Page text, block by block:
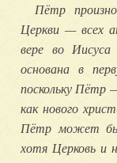
Пётр
Церкви — всех
вере во
основана в
поскольку Пётр
как нового
Пётр может
хотя Церковь и